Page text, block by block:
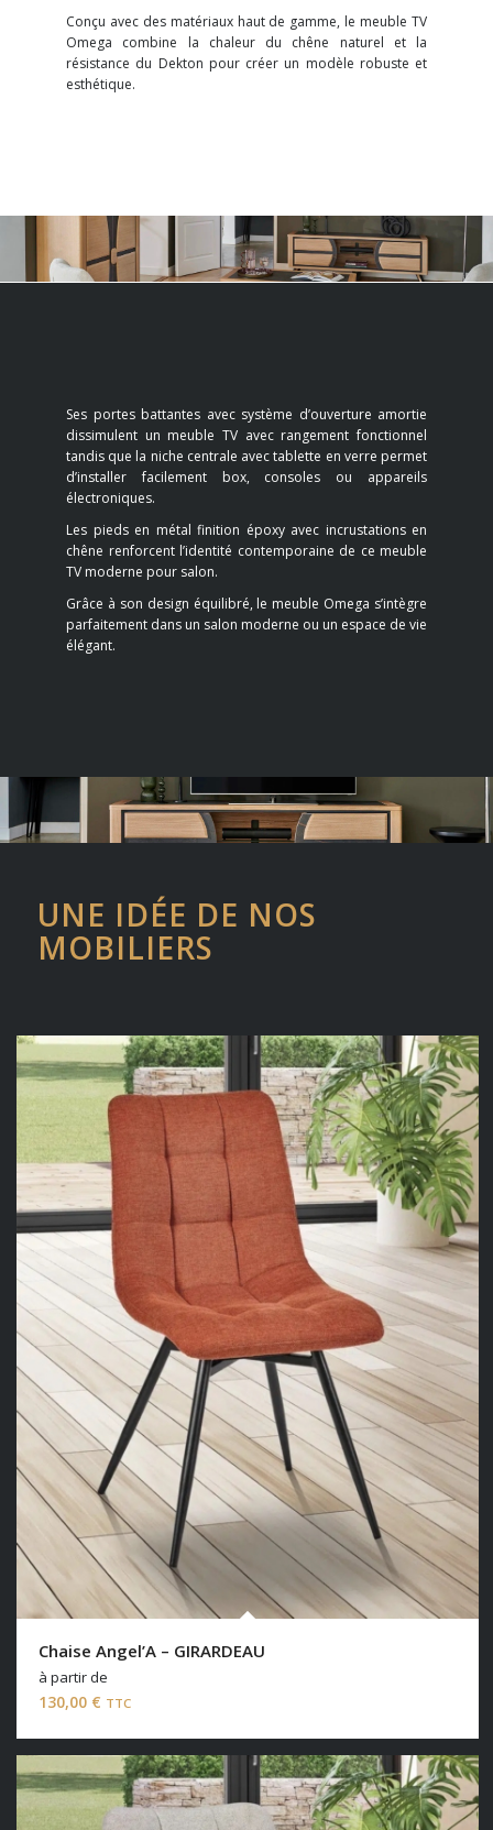
Conçu avec des matériaux haut de gamme, le meuble TV
Omega combine la chaleur du chêne naturel et la
résistance du Dekton pour créer un modèle robuste et
esthétique.
Ses portes battantes avec système d’ouverture amortie
dissimulent un meuble TV avec rangement fonctionnel
tandis que la niche centrale avec tablette en verre permet
d’installer facilement box, consoles ou appareils
électroniques.
Les pieds en métal finition époxy avec incrustations en
chêne renforcent l’identité contemporaine de ce meuble
TV moderne pour salon.
Grâce à son design équilibré, le meuble Omega s’intègre
parfaitement dans un salon moderne ou un espace de vie
élégant.
UNE IDÉE DE NOS
MOBILIERS
Chaise Angel’A – GIRARDEAU
à partir de
130,00 € TTC